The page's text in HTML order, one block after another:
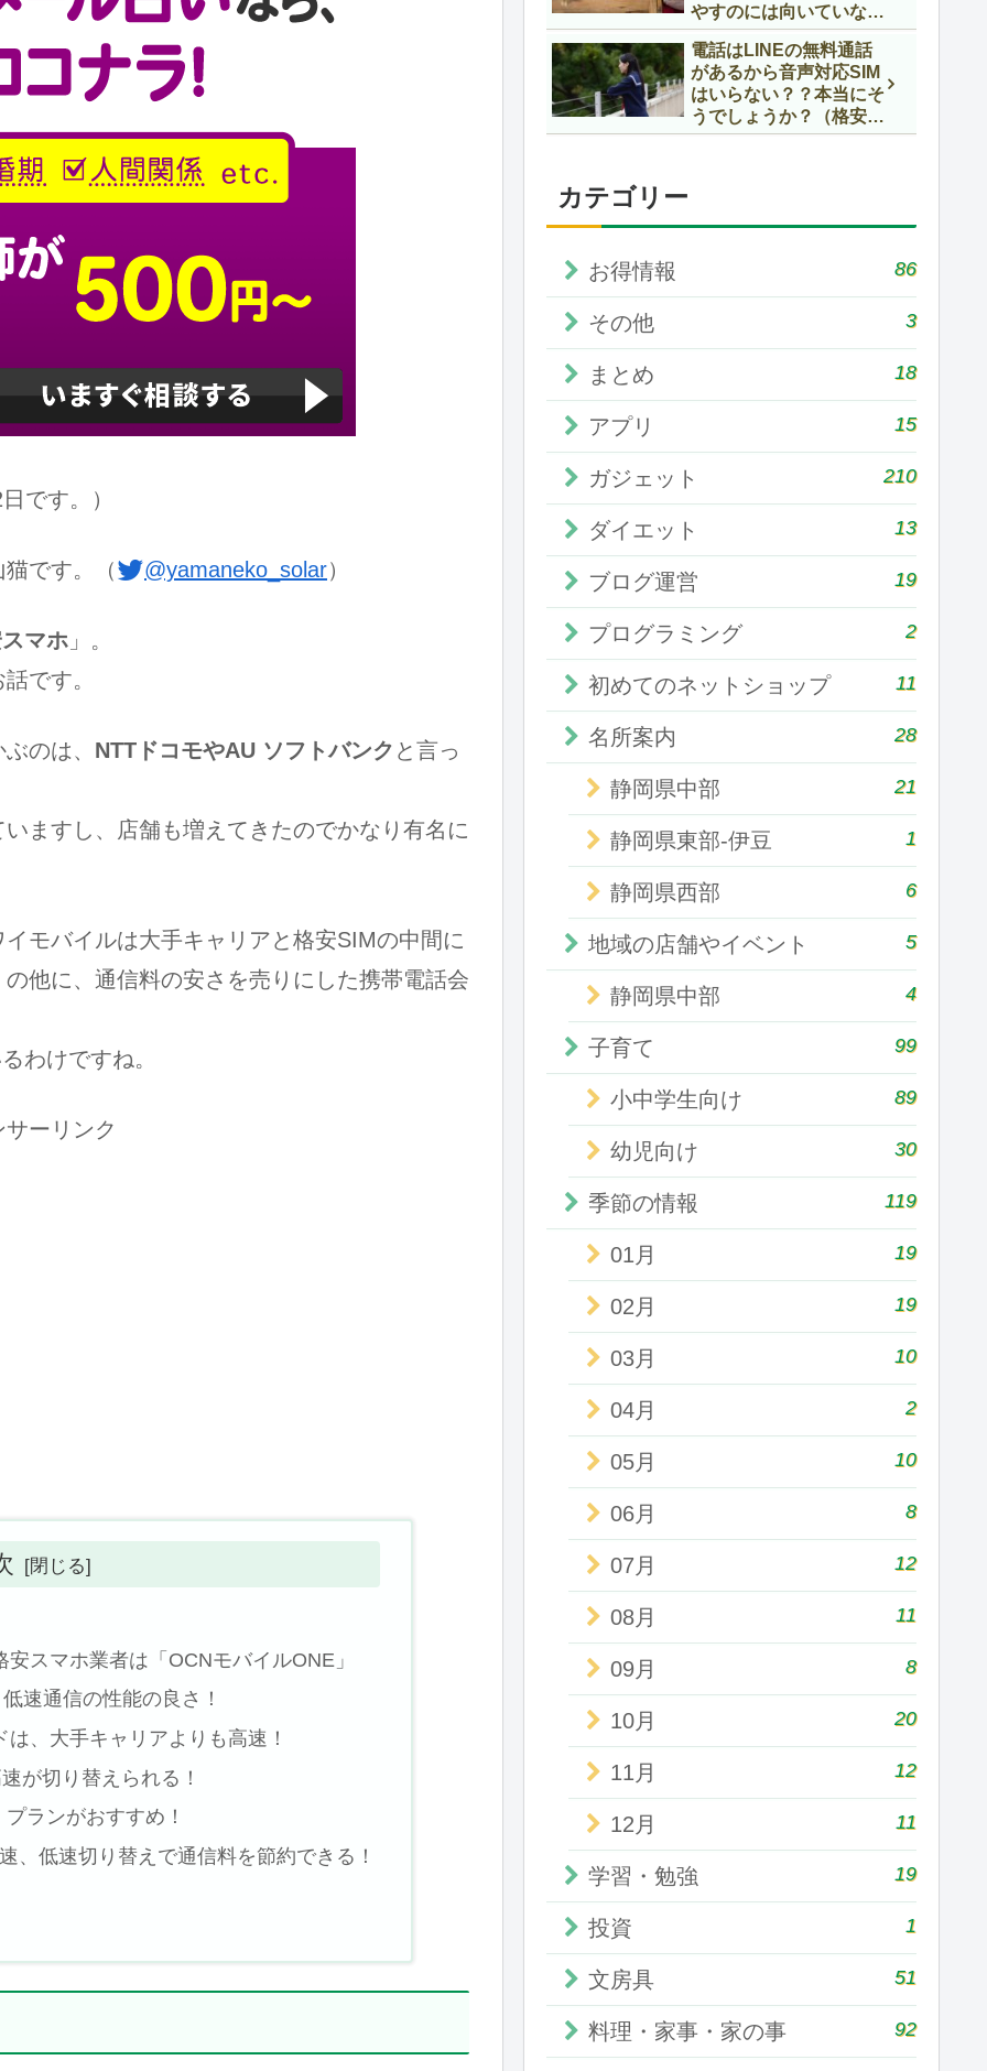
です。）
です。（ @yamaneko_solar）
マホ 」。
です。
のは、 NTTドコモやAU ソフトバンク と言っ
ますし、店舗も増えてきたのでかなり有名に
モバイルは大手キャリアと格安SIMの中間に
他に、通信料の安さを売りにした携帯電話会
わけですね。
サーリンク
スマホ業者は「OCNモバイルONE」
速通信の性能の良さ！
、大手キャリアよりも高速！
が切り替えられる！
ランがおすすめ！
、低速切り替えで通信料を節約できる！
やすのには向いていない
と勘違いをしていまし
た。
電話はLINEの無料通話
があるから音声対応SIM
はいらない？？本当にそ
うでしょうか？（格安
SIMの賢い使い方！）
カテゴリー
お得情報 86
その他 3
まとめ 18
アプリ 15
ガジェット 210
ダイエット 13
ブログ運営 19
プログラミング 2
初めてのネットショップ 11
名所案内 28
静岡県中部 21
静岡県東部-伊豆 1
静岡県西部 6
地域の店舗やイベント 5
静岡県中部 4
子育て 99
小中学生向け 89
幼児向け 30
季節の情報 119
01月 19
02月 19
03月 10
04月 2
05月 10
06月 8
07月 12
08月 11
09月 8
10月 20
11月 12
12月 11
学習・勉強 19
投資 1
文房具 51
料理・家事・家の事 92